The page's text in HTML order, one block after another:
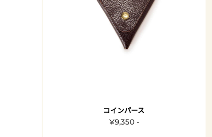
コインパース
¥9,350 -